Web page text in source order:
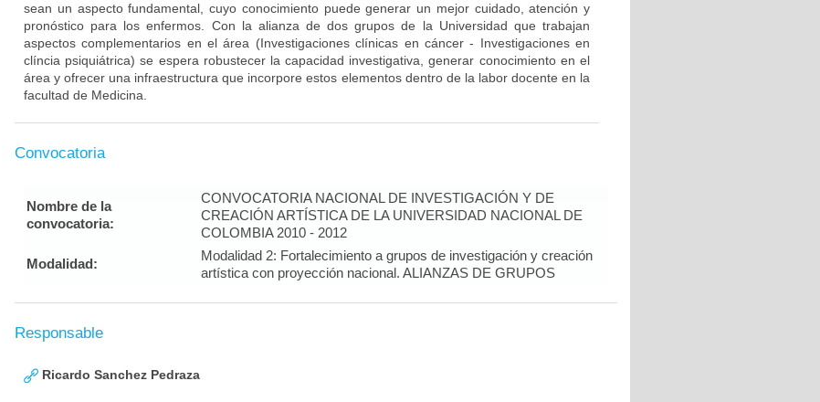
sean un aspecto fundamental, cuyo conocimiento puede generar un mejor cuidado, atención y
pronóstico para los enfermos. Con la alianza de dos grupos de la Universidad que trabajan
aspectos complementarios en el área (Investigaciones clínicas en cáncer - Investigaciones en
clíncia psiquiátrica) se espera robustecer la capacidad investigativa, generar conocimiento en el
área y ofrecer una infraestructura que incorpore estos elementos dentro de la labor docente en la
facultad de Medicina.
Convocatoria
Nombre de la
convocatoria:
CONVOCATORIA NACIONAL DE INVESTIGACIÓN Y DE
CREACIÓN ARTÍSTICA DE LA UNIVERSIDAD NACIONAL DE
COLOMBIA 2010 - 2012
Modalidad:
Modalidad 2: Fortalecimiento a grupos de investigación y creación
artística con proyección nacional. ALIANZAS DE GRUPOS
Responsable
Ricardo Sanchez Pedraza